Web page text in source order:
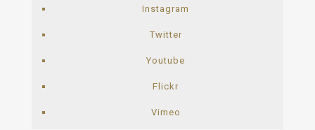
Instagram
Twitter
Youtube
Flickr
Vimeo